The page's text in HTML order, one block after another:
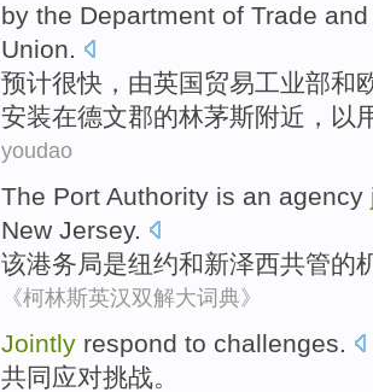
by the Department of Trade
Union.
预计很快 ， 由英国贸易工业部和
安装在德文郡的林茅斯附近， 以
youdao
The Port Authority is an agency
New Jersey.
该港务局是纽约和新泽西共管的
《柯林斯英汉双解大词典》
Jointly respond to challenges.
共同应对挑战。